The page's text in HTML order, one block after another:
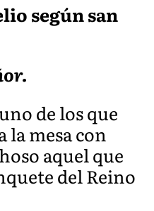
según san
de los que
la mesa con
aquel que
del Reino